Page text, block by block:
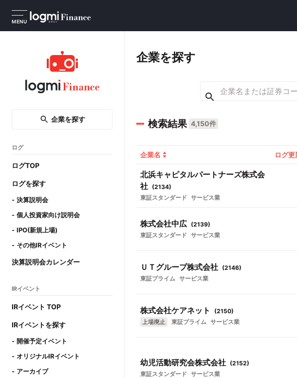
MENU
企業を探す
ログ
ログTOP
ログを探す
決算説明会
個人投資家向け説明会
IPO(新規上場)
その他IRイベント
決算説明会カレンダー
IRイベント
IRイベント TOP
IRイベントを探す
開催予定イベント
オリジナルIRイベント
アーカイブ
企業を探す
検索結果 4,150件
企業名 ログ更
北浜キャピタルパートナーズ株式会
社 (2134)
東証スタンダード サービス業
株式会社中広 (2139)
東証スタンダード サービス業
ＵＴグループ株式会社 (2146)
東証プライム サービス業
株式会社ケアネット (2150)
上場廃止
東証プライム サービス業
幼児活動研究会株式会社 (2152)
東証スタンダード サービス業